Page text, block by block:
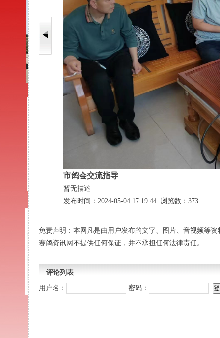
市鸽会交流指导
暂无描述
发布时间：2024-05-04 17:19:44 浏览数：373
免责声明：本网凡是由用户发布的文字、图片、音视频等
赛鸽资讯网不提供任何保证，并不承担任何法律责任。
评论列表
用户名： 密码：